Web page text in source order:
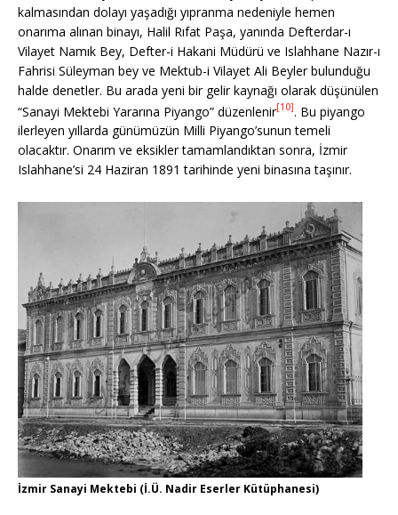
kalmasından dolayı yaşadığı yıpranma nedeniyle hemen
onarıma alınan binayı, Halil Rıfat Paşa, yanında Defterdar-ı
Vilayet Namık Bey, Defter-i Hakani Müdürü ve Islahhane Nazır-ı
Fahrisi Süleyman bey ve Mektub-i Vilayet Ali Beyler bulunduğu
halde denetler. Bu arada yeni bir gelir kaynağı olarak düşünülen
“Sanayi Mektebi Yararına Piyango” düzenlenir[10]. Bu piyango
ilerleyen yıllarda günümüzün Milli Piyango’sunun temeli
olacaktır. Onarım ve eksikler tamamlandıktan sonra, İzmir
Islahhane’si 24 Haziran 1891 tarihinde yeni binasına taşınır.
İzmir Sanayi Mektebi (İ.Ü. Nadir Eserler Kütüphanesi)